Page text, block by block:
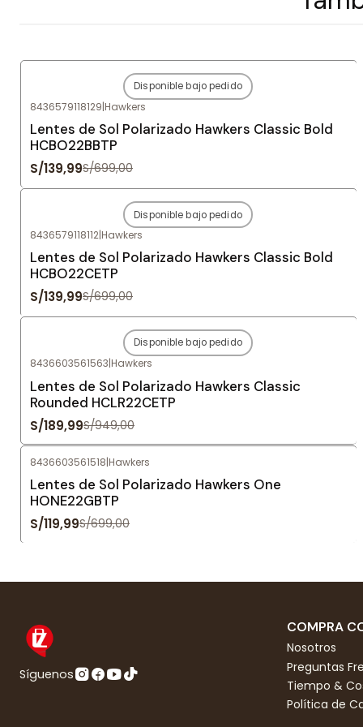
Agotado
Disponible bajo pedido
8436579118129|Hawkers
Lentes de Sol Polarizado Hawkers Classic Bold
HCBO22BBTP
S/139,99S/699,00
Agotado
Disponible bajo pedido
8436579118112|Hawkers
Lentes de Sol Polarizado Hawkers Classic Bold
HCBO22CETP
S/139,99S/699,00
Agotado
Disponible bajo pedido
8436603561563|Hawkers
Lentes de Sol Polarizado Hawkers Classic
Rounded HCLR22CETP
S/189,99S/949,00
8436603561518|Hawkers
Lentes de Sol Polarizado Hawkers One
HONE22GBTP
S/119,99S/699,00
Síguenos
COMPRA
Nosotros
Preguntas
Tiempo &
Política de